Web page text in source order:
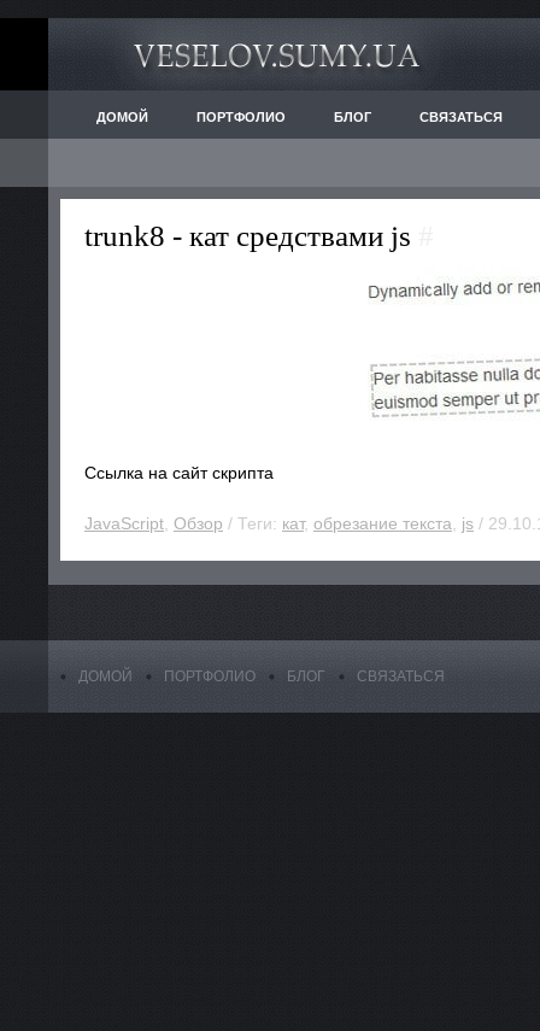
ДОМОЙ ПОРТФОЛИО БЛОГ СВЯЗАТЬСЯ
trunk8 - кат средствами js
Ссылка на сайт скрипта
JavaScript Обзор / Теги: кат, обрезание текста js /
ДОМОЙ ПОРТФОЛИО БЛОГ СВЯЗАТЬСЯ